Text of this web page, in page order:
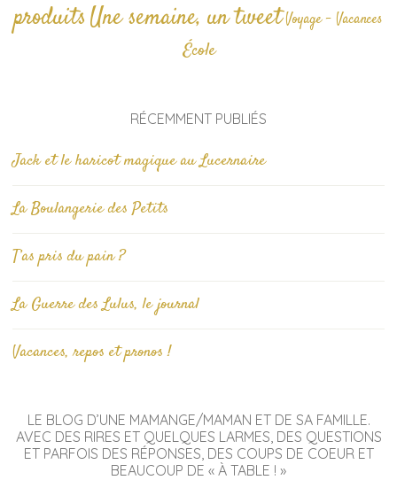
produitsUne semaine, un tweetVoyage - Vacances
École
RÉCEMMENT PUBLIÉS
Jack et le haricot magique au Lucernaire
La Boulangerie des Petits
T’as pris du pain ?
La Guerre des Lulus, le journal
Vacances, repos et pronos !
LE BLOG D’UNE MAMANGE/MAMAN ET DE SA FAMILLE.
AVEC DES RIRES ET QUELQUES LARMES, DES QUESTIONS
ET PARFOIS DES RÉPONSES, DES COUPS DE COEUR ET
BEAUCOUP DE « À TABLE ! »